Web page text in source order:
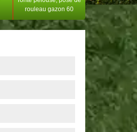
rouleau gazon 60